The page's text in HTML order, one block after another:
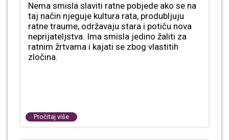
Nema smisla slaviti ratne pobjede ako se na
taj način njeguje kultura rata, produbljuju
ratne traume, održavaju stara i potiču nova
neprijateljstva. Ima smisla jedino žaliti za
ratnim žrtvama i kajati se zbog vlastitih
zločina.
Pročitaj više